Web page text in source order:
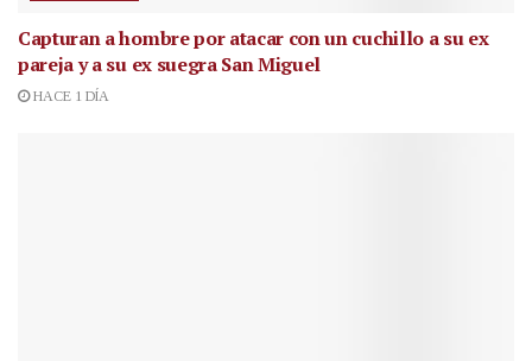
Capturan a hombre por atacar con un cuchillo a su ex
pareja y a su ex suegra San Miguel
HACE 1 DÍA